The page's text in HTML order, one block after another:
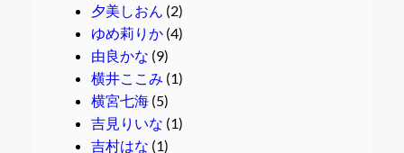
夕美しおん (2)
ゆめ莉りか(4)
由良かな (9)
横井ここみ (1)
横宮七海(5)
吉見りいな (1)
吉村はな (1)